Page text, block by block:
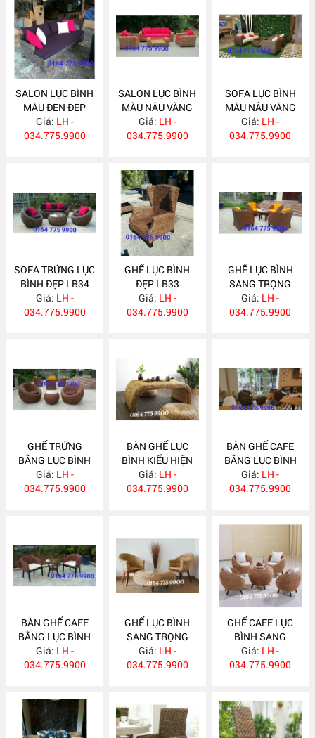
SALON LỤC BÌNH
MÀU ĐEN ĐẸP
LB37
Giá: LH -
034.775.9900
SALON LỤC BÌNH
MÀU NÂU VÀNG
LB36
Giá: LH -
034.775.9900
SOFA LỤC BÌNH
MÀU NÂU VÀNG
ĐẸP LB35
Giá: LH -
034.775.9900
SOFA TRỨNG LỤC
BÌNH ĐẸP LB34
Giá: LH -
034.775.9900
GHẾ LỤC BÌNH
ĐẸP LB33
Giá: LH -
034.775.9900
GHẾ LỤC BÌNH
SANG TRỌNG
CHO KHÁCH SẠN
LB32
Giá: LH -
034.775.9900
GHẾ TRỨNG
BẰNG LỤC BÌNH
LB31
Giá: LH -
034.775.9900
BÀN GHẾ LỤC
BÌNH KIỂU HIỆN
ĐẠI LB30
Giá: LH -
034.775.9900
BÀN GHẾ CAFE
BẰNG LỤC BÌNH
LB29
Giá: LH -
034.775.9900
BÀN GHẾ CAFE
BẰNG LỤC BÌNH
LB28
Giá: LH -
034.775.9900
GHẾ LỤC BÌNH
SANG TRỌNG
CHO KHÁCH SẠN
LB27
Giá: LH -
034.775.9900
GHẾ CAFE LỤC
BÌNH SANG
TRỌNG LB26
Giá: LH -
034.775.9900